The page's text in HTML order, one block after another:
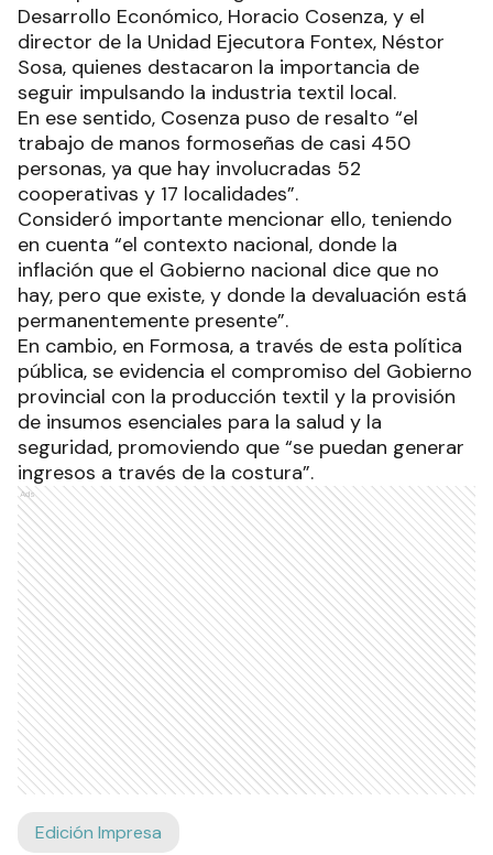
Desarrollo Económico, Horacio Cosenza, y el
director de la Unidad Ejecutora Fontex, Néstor
Sosa, quienes destacaron la importancia de
seguir impulsando la industria textil local.
En ese sentido, Cosenza puso de resalto “el
trabajo de manos formoseñas de casi 450
personas, ya que hay involucradas 52
cooperativas y 17 localidades”.
Consideró importante mencionar ello, teniendo
en cuenta “el contexto nacional, donde la
inflación que el Gobierno nacional dice que no
hay, pero que existe, y donde la devaluación está
permanentemente presente”.
En cambio, en Formosa, a través de esta política
pública, se evidencia el compromiso del Gobierno
provincial con la producción textil y la provisión
de insumos esenciales para la salud y la
seguridad, promoviendo que “se puedan generar
ingresos a través de la costura”.
Ads
Edición Impresa